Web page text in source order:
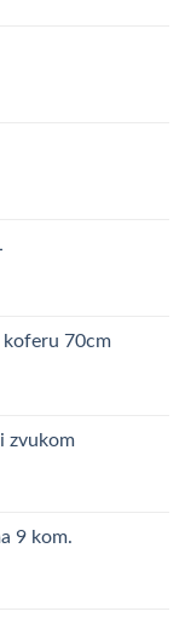
RSD.
koferu 70cm
zvukom
9 kom.